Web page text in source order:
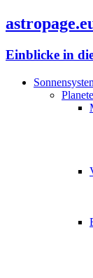
Einblicke in